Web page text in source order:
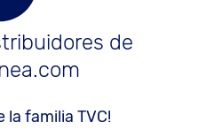
de
la familia TVC!